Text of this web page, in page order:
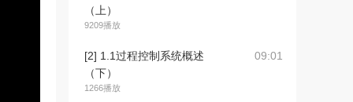
（上）
9209播放
[2] 1.1过程控制系统概述
（下）
1266播放
09:01